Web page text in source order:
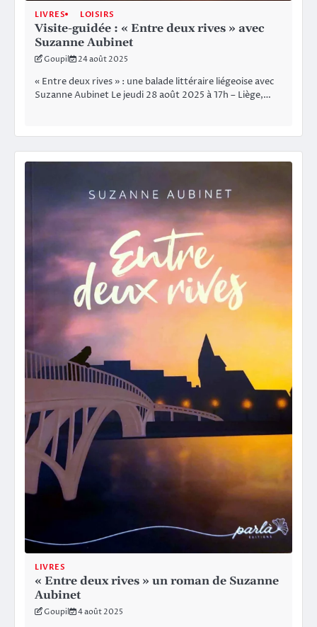
LIVRES LOISIRS
Visite-guidée : « Entre deux rives » avec
Suzanne Aubinet
Goupil 24 août 2025
« Entre deux rives » : une balade littéraire liégeoise avec
Suzanne Aubinet Le jeudi 28 août 2025 à 17h – Liège,…
LIVRES
« Entre deux rives » un roman de Suzanne
Aubinet
Goupil 4 août 2025